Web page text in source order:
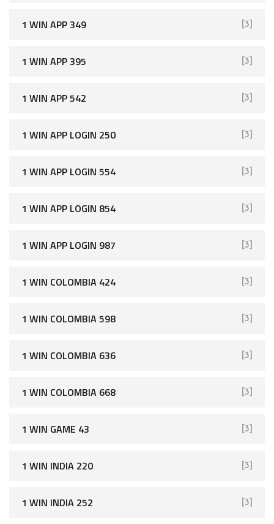
1 WIN APP 349 [3]
1 WIN APP 395 [3]
1 WIN APP 542 [3]
1 WIN APP LOGIN 250 [3]
1 WIN APP LOGIN 554 [3]
1 WIN APP LOGIN 854 [3]
1 WIN APP LOGIN 987 [3]
1 WIN COLOMBIA 424 [3]
1 WIN COLOMBIA 598 [3]
1 WIN COLOMBIA 636 [3]
1 WIN COLOMBIA 668 [3]
1 WIN GAME 43 [3]
1 WIN INDIA 220 [3]
1 WIN INDIA 252 [3]